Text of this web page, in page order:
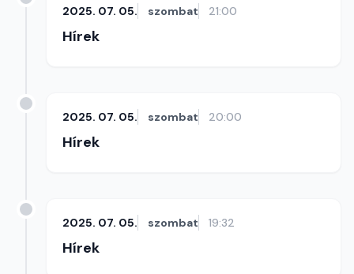
2025. 07. 05. szombat 21:00
Hírek
2025. 07. 05. szombat 20:00
Hírek
2025. 07. 05. szombat 19:32
Hírek